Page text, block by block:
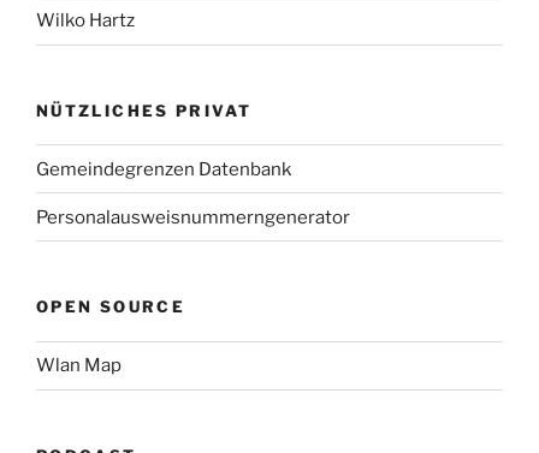
Wilko Hartz
NÜTZLICHES PRIVAT
Gemeindegrenzen Datenbank
Personalausweisnummerngenerator
OPEN SOURCE
Wlan Map